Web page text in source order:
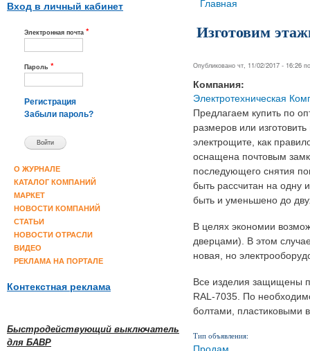
Вход в личный кабинет
Электронная почта *
Пароль *
Регистрация
Забыли пароль?
О ЖУРНАЛЕ
КАТАЛОГ КОМПАНИЙ
МАРКЕТ
НОВОСТИ КОМПАНИЙ
СТАТЬИ
НОВОСТИ ОТРАСЛИ
ВИДЕО
РЕКЛАМА НА ПОРТАЛЕ
Контекстная реклама
Быстродействующий выключатель
для БАВР
Вы здесь
Главная
Изготовим
Опубликовано чт, 11/02/2017 - 16:26
Компания:
Электротехническая
Предлагаем купить по
размеров или
электрощите, как
оснащена почтовым
последующего снятия
быть рассчитан на одну
быть и уменьшено до
В целях экономии
дверцами). В этом
новая, но
Все изделия защищены
RAL-7035. По
болтами, пластиковыми
Тип объявления:
Продам